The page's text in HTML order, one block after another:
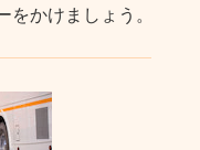
かけましょう。